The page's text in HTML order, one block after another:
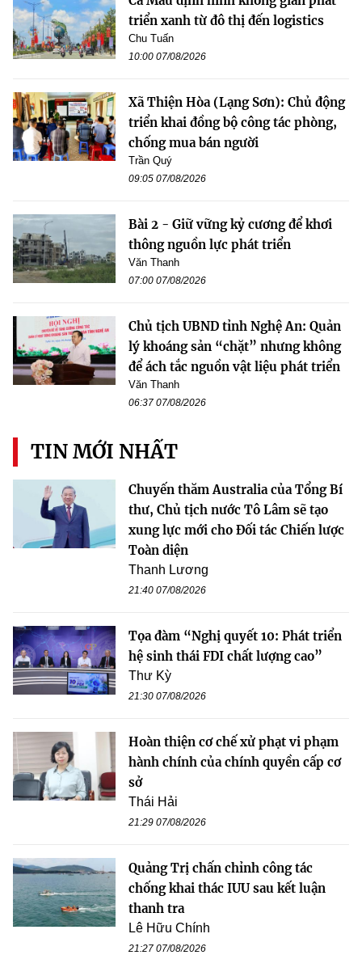
triển xanh từ đô thị đến logistics
Chu Tuấn
10:00 07/08/2026
Xã Thiện Hòa (Lạng Sơn): Chủ động
triển khai đồng bộ công tác phòng,
chống mua bán người
Trần Quý
09:05 07/08/2026
Bài 2 - Giữ vững kỷ cương để khơi
thông nguồn lực phát triển
Văn Thanh
07:00 07/08/2026
Chủ tịch UBND tỉnh Nghệ An: Quản
lý khoáng sản “chặt” nhưng không
để ách tắc nguồn vật liệu phát triển
Văn Thanh
06:37 07/08/2026
TIN MỚI NHẤT
Chuyến thăm Australia của Tổng Bí
thư, Chủ tịch nước Tô Lâm sẽ tạo
xung lực mới cho Đối tác Chiến lược
Toàn diện
Thanh Lương
21:40 07/08/2026
Tọa đàm “Nghị quyết 10: Phát triển
hệ sinh thái FDI chất lượng cao”
Thư Kỳ
21:30 07/08/2026
Hoàn thiện cơ chế xử phạt vi phạm
hành chính của chính quyền cấp cơ
sở
Thái Hải
21:29 07/08/2026
Quảng Trị chấn chỉnh công tác
chống khai thác IUU sau kết luận
thanh tra
Lê Hữu Chính
21:27 07/08/2026